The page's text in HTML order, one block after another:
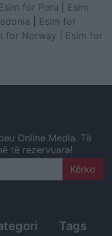
Esim for Peru
Esim
Esim for
for Norway
Esim for
Online Media. Të
të rezervuara!
Tags